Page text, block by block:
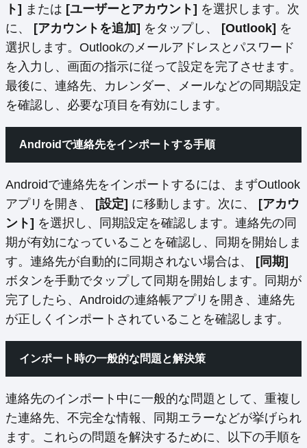
ト] または [ユーザーとアカウント] を選択します。次
に、
[アカウントを追加] をタップし、 [Outlook] を
選択します。Outlookのメールアドレスとパスワード
を入力し、画面の指示に従って設定を完了させます。
最後に、連絡先、カレンダー、メールなどの同期設定
を確認し、必要な項目を有効にします。
Androidで連絡先をインポートする手順
Androidで連絡先をインポートするには、まずOutlook
アプリを開き、
[設定] に移動します。次に、
[アカウ
ント] を選択し、同期設定を確認します。連絡先の同
期が有効になっていることを確認し、同期を開始しま
す。連絡先が自動的に同期されない場合は、
[同期]
ボタンを手動でタップして同期を開始します。同期が
完了したら、Androidの連絡帳アプリを開き、連絡先
が正しくインポートされていることを確認します。
インポート時の一般的な問題と解決策
連絡先のインポート中に一般的な問題として、重複し
た連絡先、不完全な情報、同期エラーなどが挙げられ
ます。これらの問題を解決するために、以下の手順を